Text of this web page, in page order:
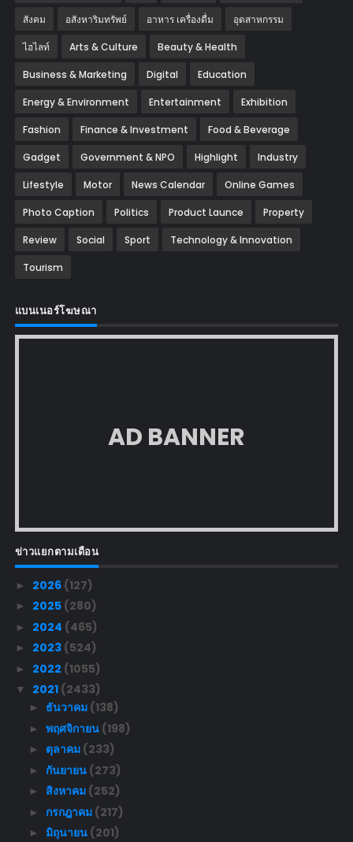
สังคม อสังหาริมทรัพย์ อาหาร เครื่องดื่ม อุตสาหกรรม
ไฮไลท์ Arts & Culture Beauty & Health
Business & Marketing Digital Education
Energy & Environment Entertainment Exhibition
Fashion Finance & Investment Food & Beverage
Gadget Government & NPO Highlight Industry
Lifestyle Motor News Calendar Online Games
Photo Caption Politics Product Launce Property
Review Social Sport Technology & Innovation
Tourism
แบนเนอร์โฆษณา
AD BANNER
ข่าวแยกตามเดือน
► 2026 (127)
► 2025 (280)
► 2024 (465)
► 2023 (524)
► 2022 (1055)
▼ 2021 (2433)
► ธันวาคม (138)
► พฤศจิกายน (198)
► ตุลาคม (233)
► กันยายน (273)
► สิงหาคม (252)
► กรกฎาคม (217)
► มิถุนายน (201)